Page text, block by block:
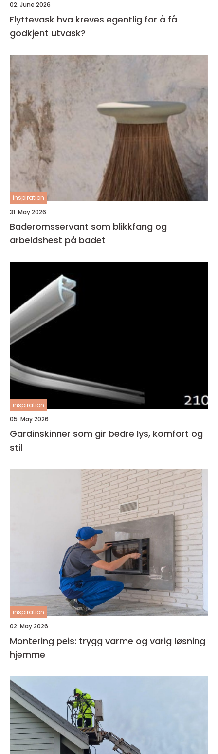
02. June 2026
Flyttevask hva kreves egentlig for å få
godkjent utvask?
inspiration
31. May 2026
Baderomsservant som blikkfang og
arbeidshest på badet
inspiration
05. May 2026
Gardinskinner som gir bedre lys, komfort og
stil
inspiration
02. May 2026
Montering peis: trygg varme og varig løsning
hjemme